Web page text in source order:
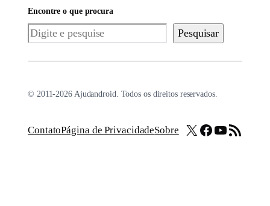
Encontre o que procura
Pesquisar Pesquisar
© 2011-2026 Ajudandroid. Todos os direitos reservados.
ContatoPágina de PrivacidadeSobre X Facebook
Youtube
Feed RSS